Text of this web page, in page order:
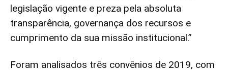
legislação vigente e preza pela absoluta
transparência, governança dos recursos e
cumprimento da sua missão institucional.”
Foram analisados três convênios de 2019, com